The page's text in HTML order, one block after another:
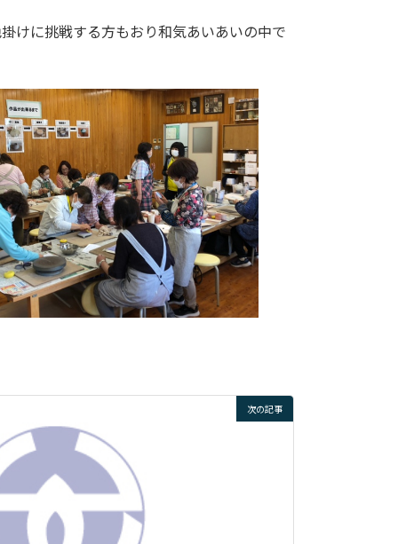
けに挑戦する方もおり和気あいあいの中で
次の記事